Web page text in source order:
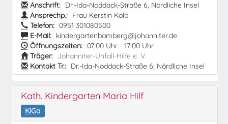
Anschrift: Dr.-Ida-Noddack-Straße 6, Nördliche Insel
Ansprechp.: Frau Kerstin Kolb
Telefon: 0951 301080500
E-Mail: kindergartenbamberg@johanniter.de
Öffnungszeiten: 07:00 Uhr - 17:00 Uhr
Träger: Johanniter-Unfall-Hilfe e. V.
Kontakt Tr.: Dr.-Ida-Noddack-Straße 6, Nördliche Insel
Kath. Kindergarten Maria Hilf
KiGa